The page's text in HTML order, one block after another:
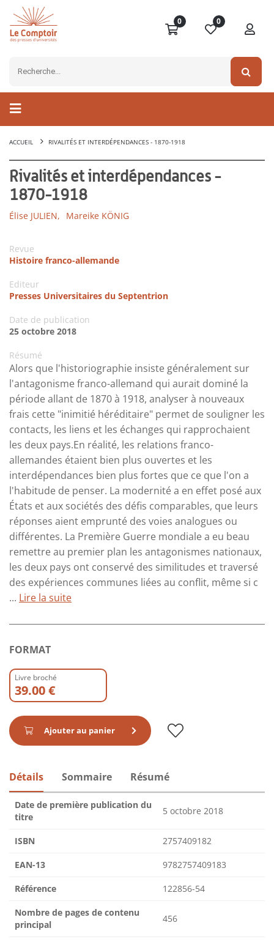
0 0
ACCUEIL RIVALITÉS ET INTERDÉPENDANCES - 1870-1918
Rivalités et interdépendances -
1870-1918
Élise JULIEN, Mareike KÖNIG
Revue
Histoire franco-allemande
Editeur
Presses Universitaires du Septentrion
Date de publication
25 octobre 2018
Résumé
Alors que l'historiographie insiste généralement sur
l'antagonisme franco-allemand qui aurait dominé la
période allant de 1870 à 1918, analyser à nouveaux
frais cette "inimitié héréditaire" permet de souligner les
contacts, les liens et les échanges qui rapprochaient
les deux pays.En réalité, les relations franco-
allemandes étaient bien plus ouvertes et les
interdépendances bien plus fortes que ce que l'on a
l'habitude de penser. La modernité a en effet posé aux
États et aux sociétés des défis comparables, que leurs
réponses aient emprunté des voies analogues ou
différentes. La Première Guerre mondiale a eu beau
remettre au premier plan les antagonismes nationaux,
les deux pays ont conservé des similitudes et traversé
des expériences communes liées au conflit, même si c
... Lire la suite
FORMAT
Livre broché
39.00 €
Ajouter au panier
Détails Sommaire Résumé
Date de première publication du
titre
5 octobre 2018
ISBN 2757409182
EAN-13 9782757409183
Référence 122856-54
Nombre de pages de contenu
principal
456